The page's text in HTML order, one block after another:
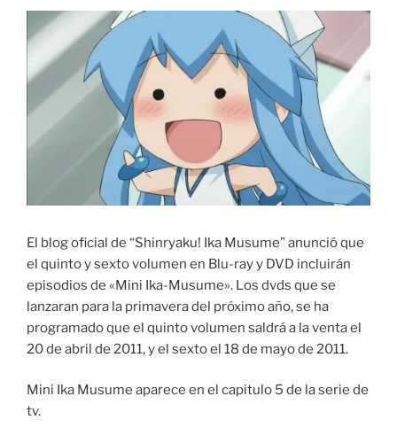
El blog oficial de “Shinryaku! Ika Musume” anunció que
el quinto y sexto volumen en Blu-ray y DVD incluirán
episodios de «Mini Ika-Musume». Los dvds que se
lanzaran para la primavera del próximo año, se ha
programado que el quinto volumen saldrá a la venta el
20 de abril de 2011, y el sexto el 18 de mayo de 2011.
Mini Ika Musume aparece en el capitulo 5 de la serie de
tv.